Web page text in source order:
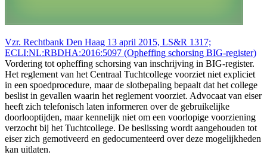
Vzr. Rechtbank Den Haag 13 april 2015, LS&R 1317;
ECLI:NL:RBDHA:2016:5097 (Opheffing schorsing BIG-register)
Vordering tot opheffing schorsing van inschrijving in BIG-register.
Het reglement van het Centraal Tuchtcollege voorziet niet expliciet
in een spoedprocedure, maar de slotbepaling bepaalt dat het college
beslist in gevallen waarin het reglement voorziet. Advocaat van eiser
heeft zich telefonisch laten informeren over de gebruikelijke
doorlooptijden, maar kennelijk niet om een voorlopige voorziening
verzocht bij het Tuchtcollege. De beslissing wordt aangehouden tot
eiser zich gemotiveerd en gedocumenteerd over deze mogelijkheden
kan uitlaten.